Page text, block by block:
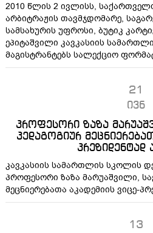
2010 წლის 2 ივლისს,
არბიტრაჟის თავმჯდომარე,
სამსახურის უფროსი, ბუტიკ
ეპიტაშვილი კავკასიის
მაგისტრანტებს სალექციო
21
ივნ
პროფესორი ზაზა
პედაგოგიურ
პრეზიდენტად
კავკასიის სამართლის სკოლის
პროფესორი ზაზა მარუაშვილი,
მეცნიერებათა აკადემიის ვიცე-
13